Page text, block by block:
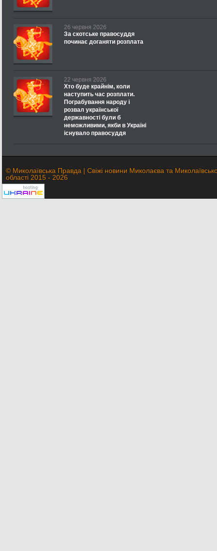
26 червня 2026
За скотське правосуддя
починає доганяти розплата
22 червня 2026
Хто буде крайнім, коли
наступить час розплати.
Пограбування народу і
розвал української
державності були б
неможливими, якби в Україні
існувало правосуддя
© Миколаївська Правда | Свіжі новини Миколаєва та
області 2015 - 2026